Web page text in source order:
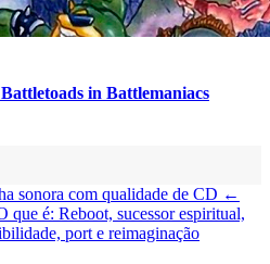
in Battlemaniacs
sonora com qualidade de CD ←
que é: Reboot, sucessor espiritual,
port e reimaginação